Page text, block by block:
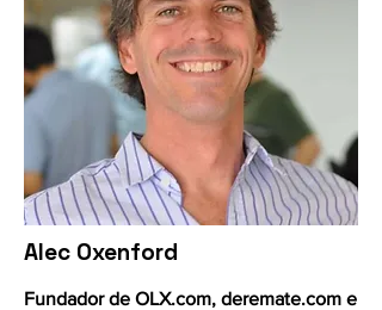
Alec Oxenford
Fundador de OLX.com, deremate.com e